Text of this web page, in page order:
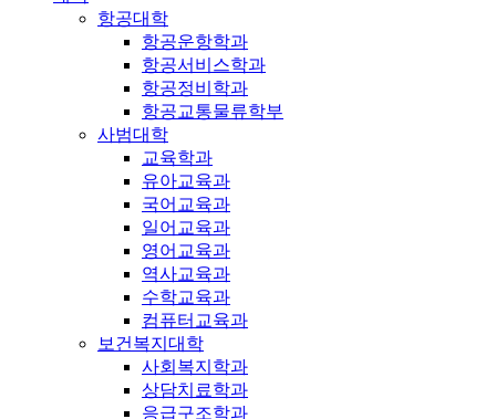
항공대학
항공운항학과
항공서비스학과
항공정비학과
항공교통물류학부
사범대학
교육학과
유아교육과
국어교육과
일어교육과
영어교육과
역사교육과
수학교육과
컴퓨터교육과
보건복지대학
사회복지학과
상담치료학과
응급구조학과